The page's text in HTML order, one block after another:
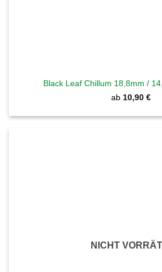
Black Leaf Chillum 18,8mm /
ab 10,90 €
NICHT